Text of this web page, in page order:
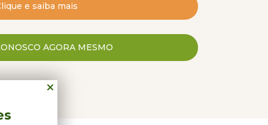
da região.
do Vogal Luxury Beach Hotel foram
acústico que possibilita um
compõem com a natureza um belo
e saiba mais
AGORA MESMO